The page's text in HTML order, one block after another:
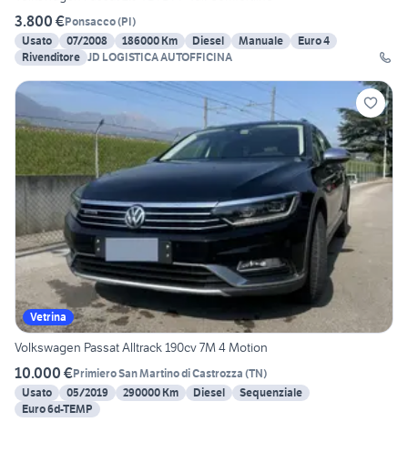
3.800 €Ponsacco(PI)
Usato
07/2008 186000 Km Diesel Manuale
Euro 4
Rivenditore JD LOGISTICA AUTOFFICINA
Vetrina
Volkswagen Passat Alltrack 190cv 7M 4 Motion
10.000 €Primiero San Martino di Castrozza (TN)
Usato
05/2019 290000 Km Diesel
Sequenziale
Euro 6d-TEMP